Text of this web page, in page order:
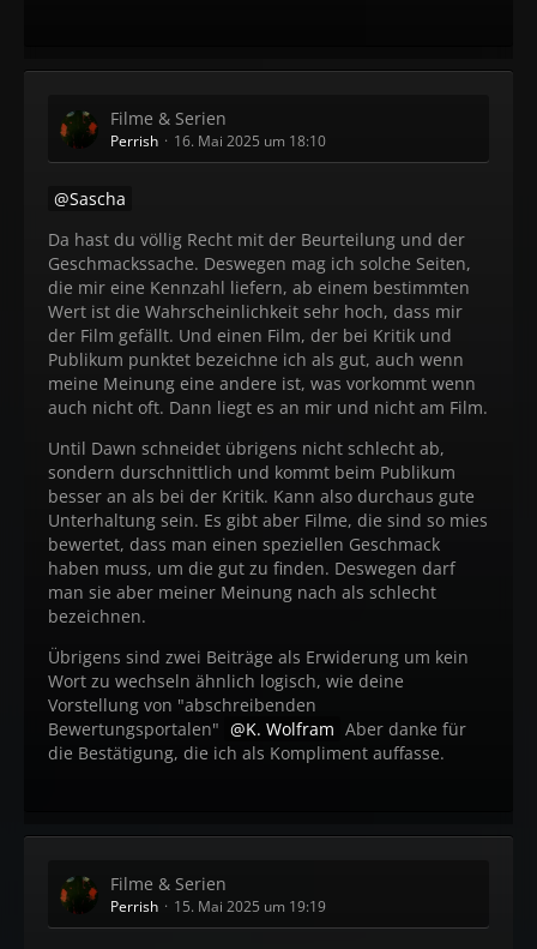
Filme & Serien
Perrish 16. Mai 2025 um 18:10
Sascha
Da hast du völlig Recht mit der Beurteilung und der
Geschmackssache. Deswegen mag ich solche Seiten,
die mir eine Kennzahl liefern, ab einem bestimmten
Wert ist die Wahrscheinlichkeit sehr hoch, dass mir
der Film gefällt. Und einen Film, der bei Kritik und
Publikum punktet bezeichne ich als gut, auch wenn
meine Meinung eine andere ist, was vorkommt wenn
auch nicht oft. Dann liegt es an mir und nicht am Film.
Until Dawn schneidet übrigens nicht schlecht ab,
sondern durschnittlich und kommt beim Publikum
besser an als bei der Kritik. Kann also durchaus gute
Unterhaltung sein. Es gibt aber Filme, die sind so mies
bewertet, dass man einen speziellen Geschmack
haben muss, um die gut zu finden. Deswegen darf
man sie aber meiner Meinung nach als schlecht
bezeichnen.
Übrigens sind zwei Beiträge als Erwiderung um kein
Wort zu wechseln ähnlich logisch, wie deine
Vorstellung von "abschreibenden
Bewertungsportalen"
K. Wolfram Aber danke für
die Bestätigung, die ich als Kompliment auffasse.
Filme & Serien
Perrish 15. Mai 2025 um 19:19